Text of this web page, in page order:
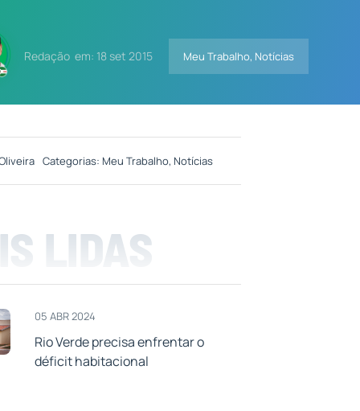
Redação em: 18 set 2015 Meu Trabalho, Notícias
Categorias: Meu Trabalho, Notícias
LIDAS
05 ABR 2024
Rio Verde precisa enfrentar o
déficit habitacional